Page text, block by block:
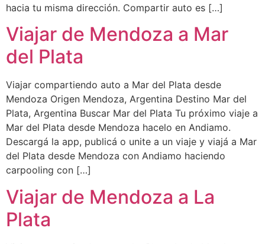
hacia tu misma dirección. Compartir auto es […]
Viajar de Mendoza a Mar
del Plata
Viajar compartiendo auto a Mar del Plata desde
Mendoza Origen Mendoza, Argentina Destino Mar del
Plata, Argentina Buscar Mar del Plata Tu próximo viaje a
Mar del Plata desde Mendoza hacelo en Andiamo.
Descargá la app, publicá o unite a un viaje y viajá a Mar
del Plata desde Mendoza con Andiamo haciendo
carpooling con […]
Viajar de Mendoza a La
Plata